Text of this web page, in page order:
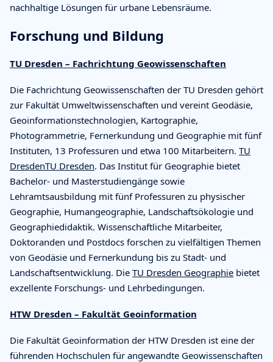
nachhaltige Lösungen für urbane Lebensräume.
Forschung und Bildung
TU Dresden – Fachrichtung Geowissenschaften
Die Fachrichtung Geowissenschaften der TU Dresden gehört
zur Fakultät Umweltwissenschaften und vereint Geodäsie,
Geoinformationstechnologien, Kartographie,
Photogrammetrie, Fernerkundung und Geographie mit fünf
Instituten, 13 Professuren und etwa 100 Mitarbeitern. TU
DresdenTU Dresden. Das Institut für Geographie bietet
Bachelor- und Masterstudiengänge sowie
Lehramtsausbildung mit fünf Professuren zu physischer
Geographie, Humangeographie, Landschaftsökologie und
Geographiedidaktik. Wissenschaftliche Mitarbeiter,
Doktoranden und Postdocs forschen zu vielfältigen Themen
von Geodäsie und Fernerkundung bis zu Stadt- und
Landschaftsentwicklung. Die TU Dresden Geographie bietet
exzellente Forschungs- und Lehrbedingungen.
HTW Dresden – Fakultät Geoinformation
Die Fakultät Geoinformation der HTW Dresden ist eine der
führenden Hochschulen für angewandte Geowissenschaften